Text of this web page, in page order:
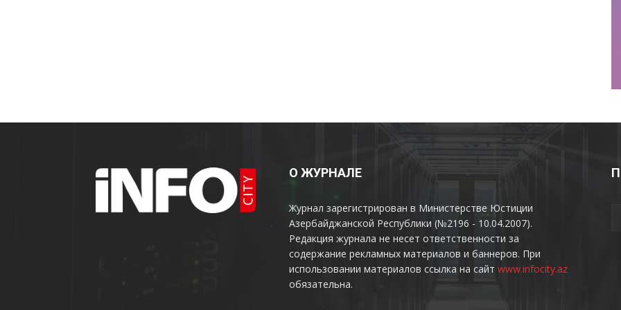
О ЖУРНАЛЕ
Журнал зарегистрирован в Министерстве Юстиции
Азербайджанской Республики (№2196 - 10.04.2007).
Редакция журнала не несет ответственности за
содержание рекламных материалов и баннеров. При
использовании материалов ссылка на сайт www.infocity.az
обязательна.